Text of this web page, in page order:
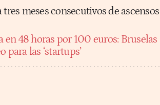
meses consecutivos de ascensos
en 48 horas por 100 euros: Bruselas
las ‘startups’